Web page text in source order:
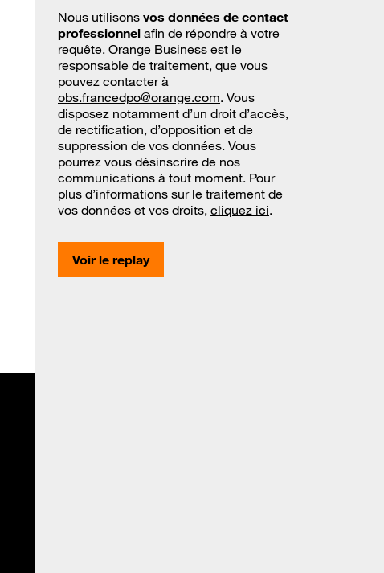
Nous utilisons vos données de contact
professionnel afin de répondre à votre
requête. Orange Business est le
responsable de traitement, que vous
pouvez contacter à
obs.francedpo@orange.com. Vous
disposez notamment d’un droit d’accès,
de rectification, d’opposition et de
suppression de vos données. Vous
pourrez vous désinscrire de nos
communications à tout moment. Pour
plus d’informations sur le traitement de
vos données et vos droits, cliquez ici.
Voir le replay